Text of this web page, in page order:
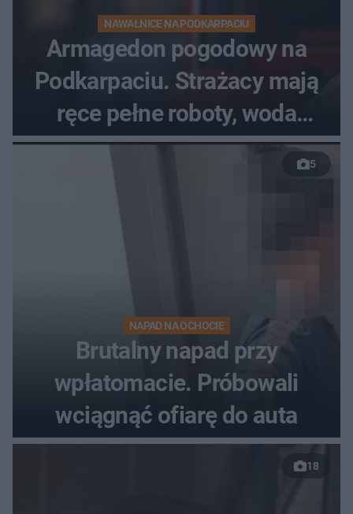
NAWAŁNICE NA PODKARPACIU
Armagedon pogodowy na
Podkarpaciu. Strażacy mają
ręce pełne roboty, woda
zalewa posesje i budynki
5
NAPAD NA OCHOCIE
Brutalny napad przy
wpłatomacie. Próbowali
wciągnąć ofiarę do auta
18